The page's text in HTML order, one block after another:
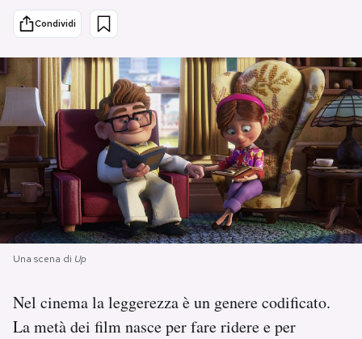
Economia
Sport
PODCAST
NEWSLETTER
I MIEI PREFERITI
CALENDARIO
Condividi
Una scena di Up
Nel cinema la leggerezza è un genere codificato.
La metà dei film nasce per fare ridere e per